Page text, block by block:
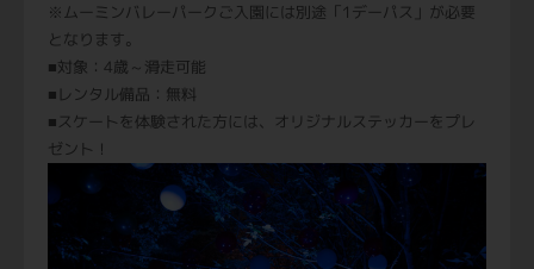
※ムーミンバレーパークご入園には別途「1デーパス」が必要
となります。
■対象：4歳～滑走可能
■レンタル備品：無料
■スケートを体験された方には、オリジナルステッカーをプレ
ゼント！